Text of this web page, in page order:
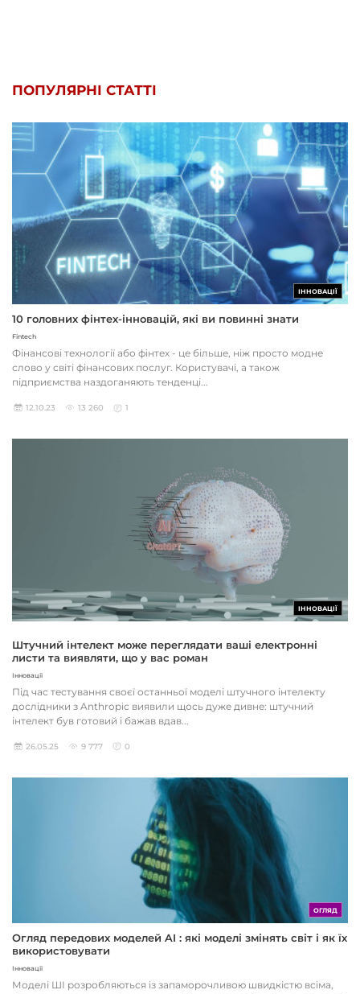
ПОПУЛЯРНІ СТАТТІ
ІННОВАЦІЇ
10 головних фінтех-інновацій, які ви повинні знати
Fintech
Фінансові технології або фінтех - це більше, ніж просто модне
слово у світі фінансових послуг. Користувачі, а також
підприємства наздоганяють тенденці...
12.10.23 13 260 1
ІННОВАЦІЇ
Штучний інтелект може переглядати ваші електронні
листи та виявляти, що у вас роман
Інновації
Під час тестування своєї останньої моделі штучного інтелекту
дослідники з Anthropic виявили щось дуже дивне: штучний
інтелект був готовий і бажав вдав...
26.05.25 9 777 0
ОГЛЯД
Огляд передових моделей AI : які моделі змінять світ і як їх
використовувати
Інновації
Моделі ШІ розробляються із запаморочливою швидкістю всіма,